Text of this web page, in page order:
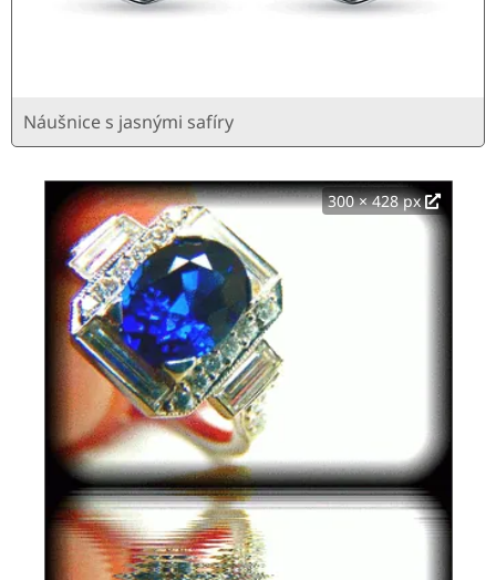
Náušnice s jasnými safíry
300 × 428 px